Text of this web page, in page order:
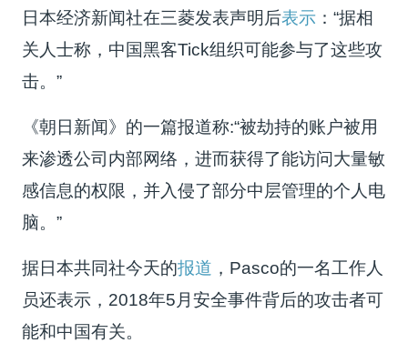
日本经济新闻社在三菱发表声明后表示 ：“据相
关人士称，中国黑客Tick组织可能参与了这些攻
击。”
《朝日新闻》的一篇报道称:“被劫持的账户被用
来渗透公司内部网络，进而获得了能访问大量敏
感信息的权限，并入侵了部分中层管理的个人电
脑。”
据日本共同社今天的报道 ，Pasco的一名工作人
员还表示，2018年5月安全事件背后的攻击者可
能和中国有关。